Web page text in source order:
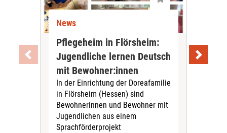
News
Pflegeheim in Flörsheim:
Jugendliche lernen Deutsch
mit Bewohner:innen
In der Einrichtung der Doreafamilie
in Flörsheim (Hessen) sind
Bewohnerinnen und Bewohner mit
Jugendlichen aus einem
Sprachförderprojekt